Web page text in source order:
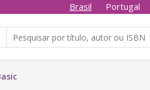
Brasil Portugal